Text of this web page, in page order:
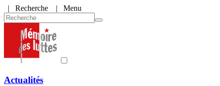
| Recherche | Menu
Actualités